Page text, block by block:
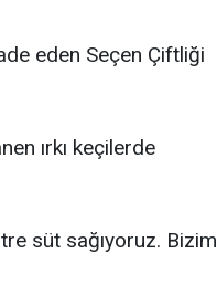
eden Seçen Çiftliği
ırkı keçilerde
süt sağıyoruz. Bizim